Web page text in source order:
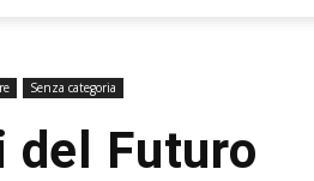
Senza categoria
del Futuro